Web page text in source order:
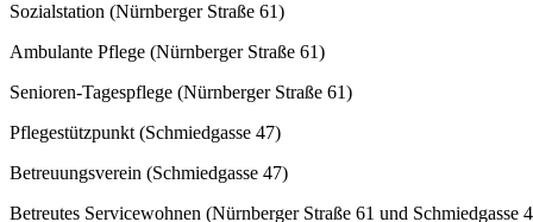
Sozialstation (Nürnberger Straße 61)
Ambulante Pflege (Nürnberger Straße 61)
Senioren-Tagespflege (Nürnberger Straße 61)
Pflegestützpunkt (Schmiedgasse 47)
Betreuungsverein (Schmiedgasse 47)
Betreutes Servicewohnen (Nürnberger Straße 61 und Schmiedgasse